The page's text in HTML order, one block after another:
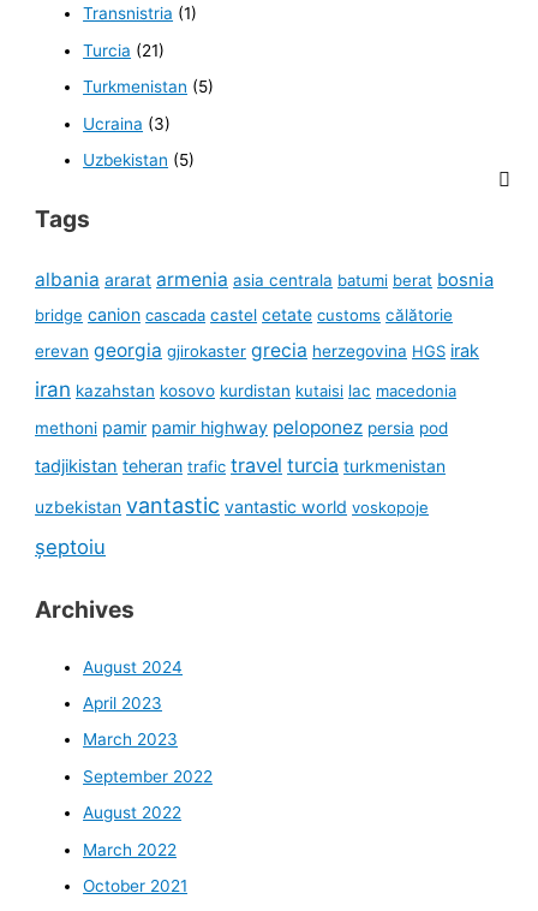
Transnistria (1)
Turcia (21)
Turkmenistan (5)
Ucraina (3)
Uzbekistan (5)
Tags
albania ararat armenia asia centrala batumi berat bosnia
bridge canion cascada castel cetate customs călătorie
erevan georgia gjirokaster grecia herzegovina HGS irak
iran kazahstan kosovo kurdistan kutaisi lac macedonia
methoni pamir pamir highway peloponez persia pod
tadjikistan teheran trafic travel turcia turkmenistan
uzbekistan vantastic vantastic world voskopoje
șeptoiu
Archives
August 2024
April 2023
March 2023
September 2022
August 2022
March 2022
October 2021